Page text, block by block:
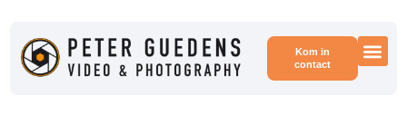
Kom in
contact